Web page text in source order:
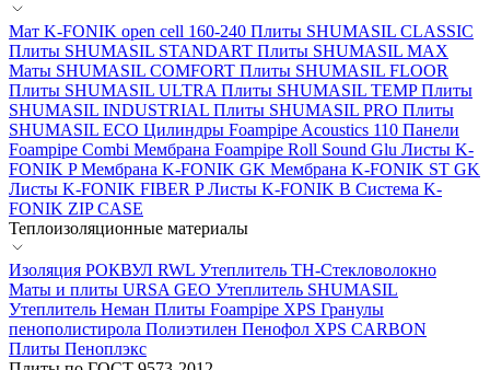
Мат K-FONIK open cell 160-240 Плиты SHUMASIL CLASSIC
Плиты SHUMASIL STANDART Плиты SHUMASIL MAX
Маты SHUMASIL COMFORT Плиты SHUMASIL FLOOR
Плиты SHUMASIL ULTRA Плиты SHUMASIL TEMPПлиты
SHUMASIL INDUSTRIAL Плиты SHUMASIL PRO Плиты
SHUMASIL ECO Цилиндры Foampipe Acoustics 110 Панели
Foampipe Combi Мембрана Foampipe Roll Sound Glu Листы K-
FONIK PМембрана K-FONIK GK Мембрана K-FONIK ST GK
Листы K-FONIK FIBER PЛисты K-FONIK B Система K-
FONIK ZIP CASE
Теплоизоляционные материалы
Изоляция РОКВУЛ RWL Утеплитель ТН-Стекловолокно
Маты и плиты URSA GEO Утеплитель SHUMASIL
Утеплитель Неман Плиты Foampipe XPS Гранулы
пенополистирола Полиэтилен Пенофол XPS CARBON
Плиты Пеноплэкс